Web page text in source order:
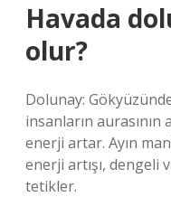
Havada
olur?
Dolunay:
insanların
enerji artar. Ayın
enerji artışı, dengeli
tetikler.